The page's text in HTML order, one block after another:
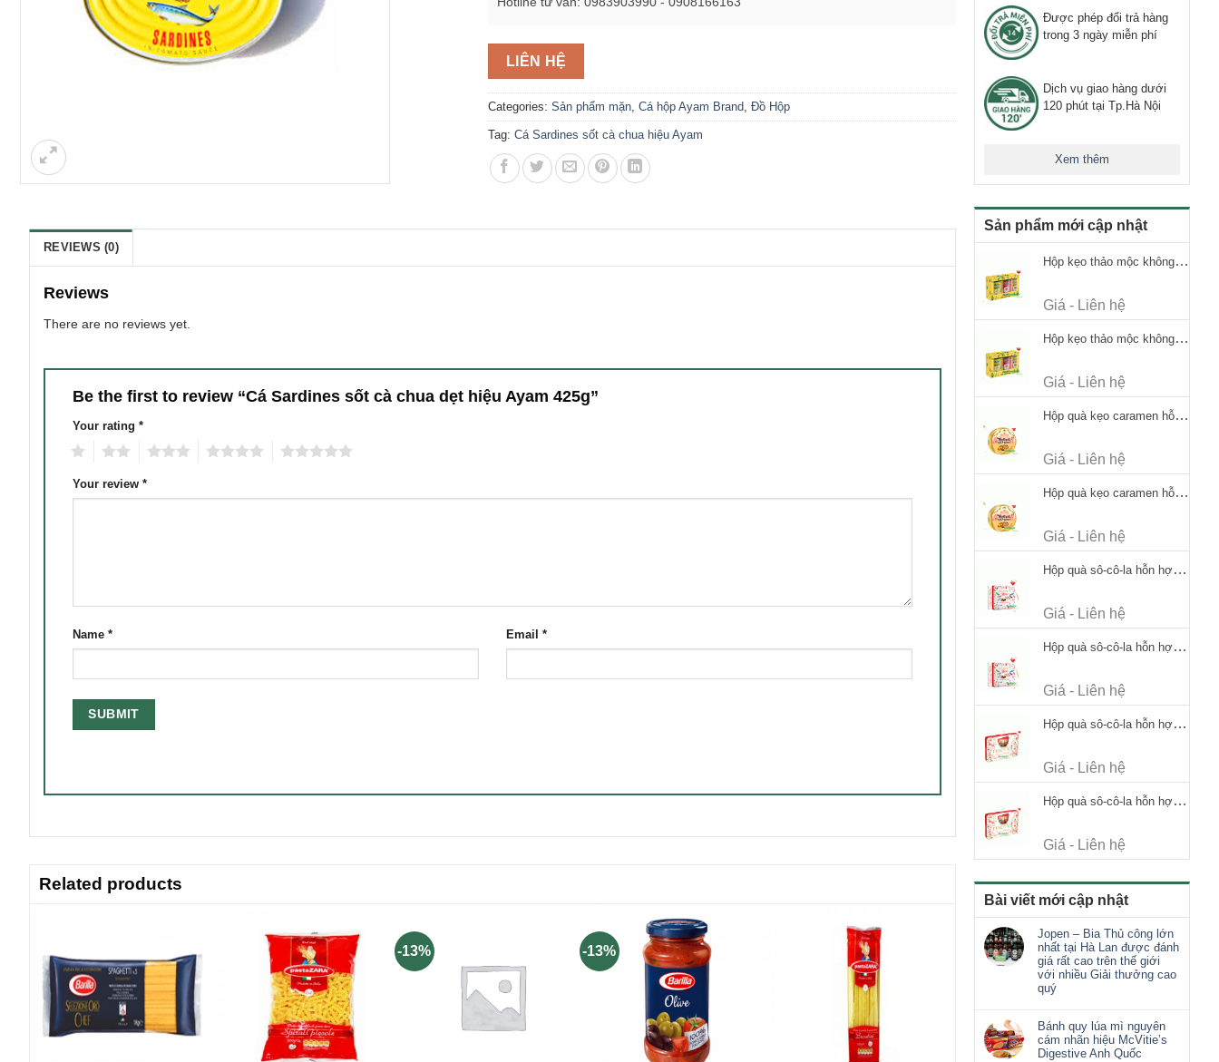
Được phép đổi trả hàng
trong 3 ngày miễn phí
Dịch vụ giao hàng dưới
120 phút tại Tp.Hà Nội
Xem thêm
Sản phẩm mới cập nhật
Hộp kẹo thảo mộc không đường Ricola Signature 112.5g
Giá - Liên hệ
Hộp kẹo thảo mộc không đường Ricola Signature 112.5g
Giá - Liên hệ
Hộp quà kẹo caramen hỗn hợp Werther's Original Caramel Candy 170g
Giá - Liên hệ
Hộp quà kẹo caramen hỗn hợp Werther's Original Caramel Candy 170g
Giá - Liên hệ
Hộp quà sô-cô-la hỗn hợp Merci Petits Chocolate Collection 125g thiếc
Giá - Liên hệ
Hộp quà sô-cô-la hỗn hợp Merci Petits Chocolate Collection 125g thiếc
Giá - Liên hệ
Hộp quà sô-cô-la hỗn hợp Merci Finest Selection 250g thiếc
Giá - Liên hệ
Hộp quà sô-cô-la hỗn hợp Merci Finest Selection 250g thiếc
Giá - Liên hệ
Bài viết mới cập nhật
Jopen – Bia Thủ công lớn
nhất tại Hà Lan được đánh
giá rất cao trên thế giới
với nhiều Giải thưởng cao
quý
Bánh quy lúa mì nguyên
cám nhãn hiệu McVitie’s
Digestive Anh Quốc
LIÊN HỆ
Categories: Sản phẩm mặn, Cá hộp Ayam Brand, Đồ Hộp
Tag: Cá Sardines sốt cà chua hiệu Ayam
REVIEWS (0)
Reviews
There are no reviews yet.
Be the first to review “Cá Sardines sốt cà chua dẹt hiệu Ayam 425g”
Your rating *
Your review *
Name * Email *
Related products
-13% -13%